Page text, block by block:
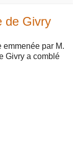
de Givry
par M.
Givry a comblé